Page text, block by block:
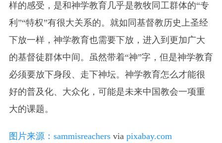
样的感受，是和神学教育几乎是教牧同工群体的“专
利”“特权”有很大关系的。就如同基督教历史上圣经
下放一样，神学教育也需要下放，进入到更加广大
的基督徒群体中间。虽然带着“神”字，但是神学教育
必须要放下身段、走下神坛。神学教育怎么才能很
好的普及化、大众化，可能是未来中国教会一项重
大的课题。
图片来源： sammisreachersvia pixabay.com